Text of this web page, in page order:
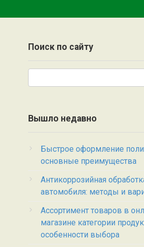
Поиск по сайту
Вышло недавно
Быстрое оформление
основные преимущества
Антикоррозийная
автомобиля: методы и
Ассортимент товаров в
магазине категории
особенности выбора